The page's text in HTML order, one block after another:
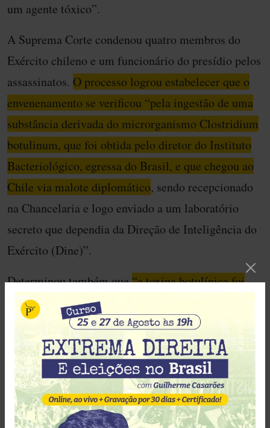
um agente tóxico”.
A Suprema Corte condenou quatro membros do
Exército chileno e um funcionário do presídio pelos
assassinatos. O processo logrou estabelecer que o
envenenamento se verificou “pela ingestão de uma
substância derivada do microrganismo Clostridium
botulinum, que foi obtida pelo diretor do Instituto
Bacteriológico, egressa do Brasil, e que chegou ao
Chile via malote diplomático, sendo recepcionado
na Chancelaria e logo enviado a um laboratório
secreto que dependia da Direção de Inteligência do
Exército (Dine)”.
Determinou também que“a toxina botulínica foi
introduzida na Cárcere Pública devidamente
liofilizada, lugar onde proporcionaram a
determinados internos alimentação contaminada
com a dita toxina, o que provocou a morte de dois
destes, resultando em outros cinco reclusos com
lesões de caráter grave”.